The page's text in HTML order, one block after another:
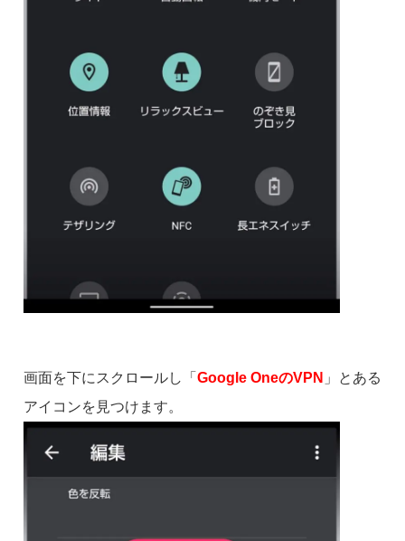
画面を下にスクロールし「 Google OneのVPN 」とある
アイコンを見つけます。